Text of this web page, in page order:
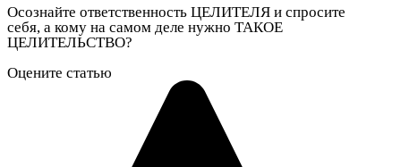
Осознайте ответственность ЦЕЛИТЕЛЯ и спросите
себя, а кому на самом деле нужно ТАКОЕ
ЦЕЛИТЕЛЬСТВО?
Оцените статью